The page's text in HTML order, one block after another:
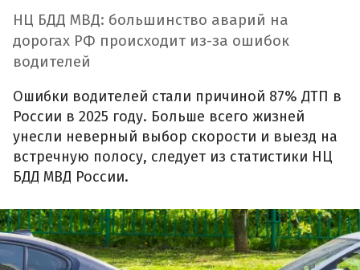
НЦ БДД МВД: большинство аварий на
дорогах РФ происходит из-за ошибок
водителей
Ошибки водителей стали причиной 87% ДТП в
России в 2025 году. Больше всего жизней
унесли неверный выбор скорости и выезд на
встречную полосу, следует из статистики НЦ
БДД МВД России.